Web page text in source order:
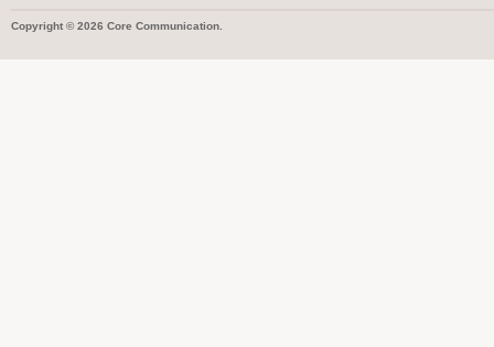
Copyright © 2026 Core Communication.